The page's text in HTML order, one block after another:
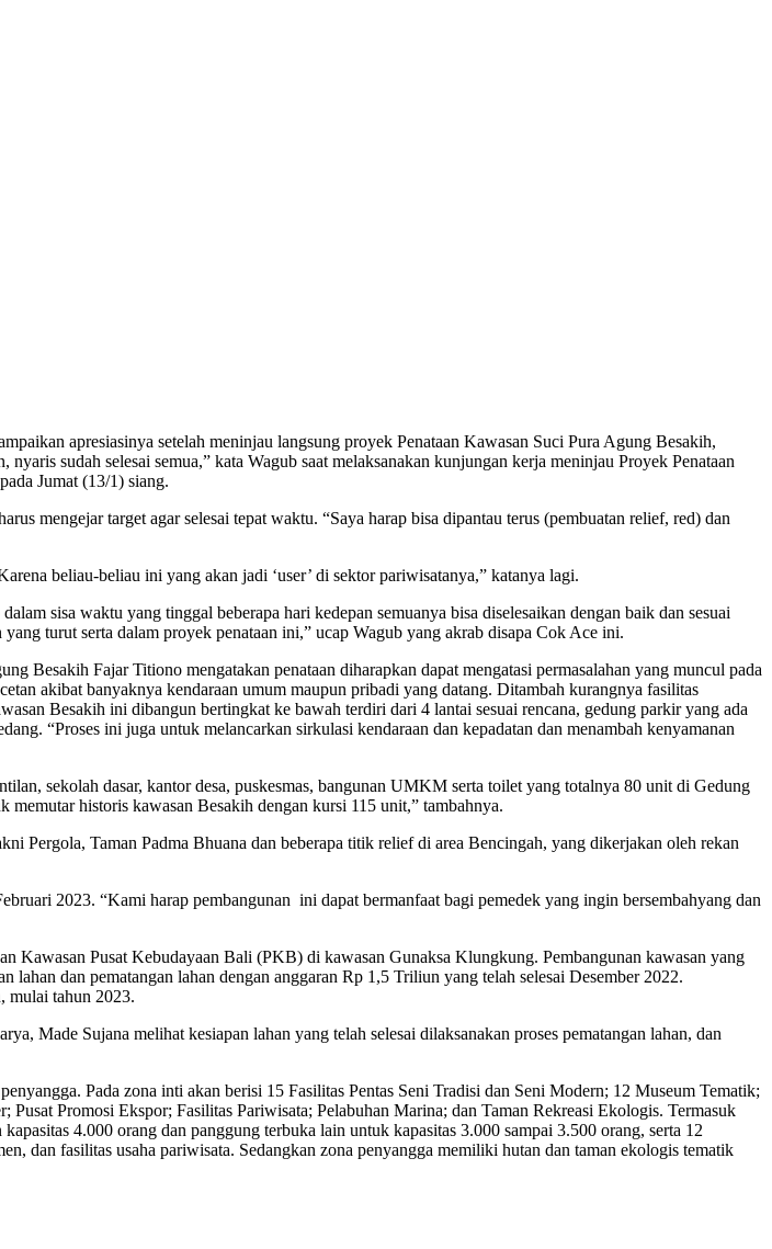
apresiasinya setelah meninjau langsung proyek Penataan Kawasan Suci Pura Agung Besakih,
sudah selesai semua,” kata Wagub saat melaksanakan kunjungan kerja meninjau Proyek Penataan
Jumat (13/1) siang.
mengejar target agar selesai tepat waktu. “Saya harap bisa dipantau terus (pembuatan relief, red) dan
beliau-beliau ini yang akan jadi ‘user’ di sektor pariwisatanya,” katanya lagi.
sisa waktu yang tinggal beberapa hari kedepan semuanya bisa diselesaikan dengan baik dan sesuai
turut serta dalam proyek penataan ini,” ucap Wagub yang akrab disapa Cok Ace ini.
Besakih Fajar Titiono mengatakan penataan diharapkan dapat mengatasi permasalahan yang muncul pada
akibat banyaknya kendaraan umum maupun pribadi yang datang. Ditambah kurangnya fasilitas
Besakih ini dibangun bertingkat ke bawah terdiri dari 4 lantai sesuai rencana, gedung parkir yang ada
“Proses ini juga untuk melancarkan sirkulasi kendaraan dan kepadatan dan menambah kenyamanan
sekolah dasar, kantor desa, puskesmas, bangunan UMKM serta toilet yang totalnya 80 unit di Gedung
historis kawasan Besakih dengan kursi 115 unit,” tambahnya.
Pergola, Taman Padma Bhuana dan beberapa titik relief di area Bencingah, yang dikerjakan oleh rekan
2023. “Kami harap pembangunan ini dapat bermanfaat bagi pemedek yang ingin bersembahyang dan
Kawasan Pusat Kebudayaan Bali (PKB) di kawasan Gunaksa Klungkung. Pembangunan kawasan yang
lahan dan pematangan lahan dengan anggaran Rp 1,5 Triliun yang telah selesai Desember 2022.
mulai tahun 2023.
Made Sujana melihat kesiapan lahan yang telah selesai dilaksanakan proses pematangan lahan, dan
Pada zona inti akan berisi 15 Fasilitas Pentas Seni Tradisi dan Seni Modern; 12 Museum Tematik;
Promosi Ekspor; Fasilitas Pariwisata; Pelabuhan Marina; dan Taman Rekreasi Ekologis. Termasuk
4.000 orang dan panggung terbuka lain untuk kapasitas 3.000 sampai 3.500 orang, serta 12
dan fasilitas usaha pariwisata. Sedangkan zona penyangga memiliki hutan dan taman ekologis tematik